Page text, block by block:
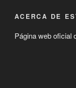
ACERCA DE
Página web oficial